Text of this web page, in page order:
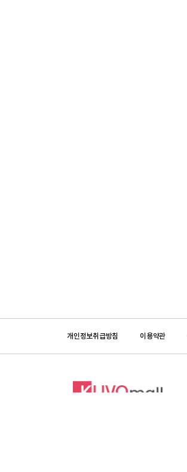
개인정보취급방침 이용약관